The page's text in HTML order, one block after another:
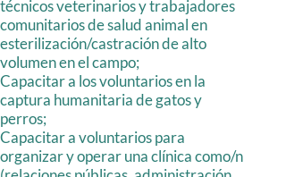
técnicos veterinarios y trabajadores
comunitarios de salud animal en
esterilización/castración de alto
volumen en el campo;
Capacitar a los voluntarios en la
captura humanitaria de gatos y
perros;
Capacitar a voluntarios para
organizar y operar una clínica como/n